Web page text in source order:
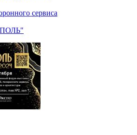
сервиса